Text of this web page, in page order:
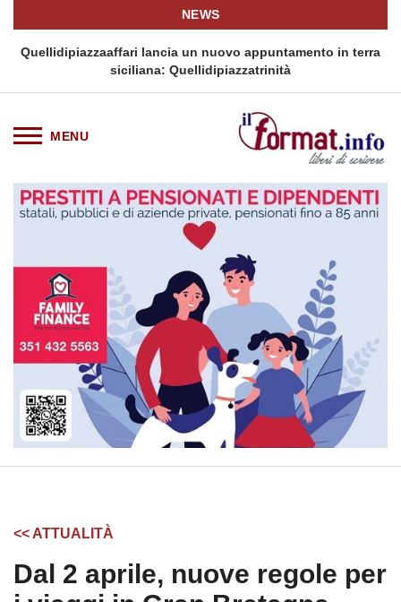
NEWS
Quellidipiazzaaffari lancia un nuovo appuntamento in terra
siciliana: Quellidipiazzatrinità
<< ATTUALITÀ
Dal 2 aprile, nuove regole per